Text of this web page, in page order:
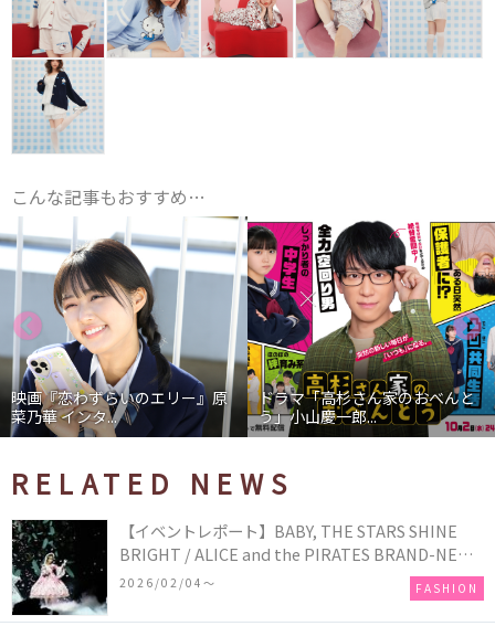
こんな記事もおすすめ…
映画『恋わずらいのエリー』原
菜乃華 インタ...
ドラマ「高杉さん家のおべんと
う」小山慶一郎...
RELATED NEWS
【イベントレポート】BABY, THE STARS SHINE
BRIGHT / ALICE and the PIRATES BRAND-NEW
COLLECTION in TOKYO
2026/02/04〜 FASHION